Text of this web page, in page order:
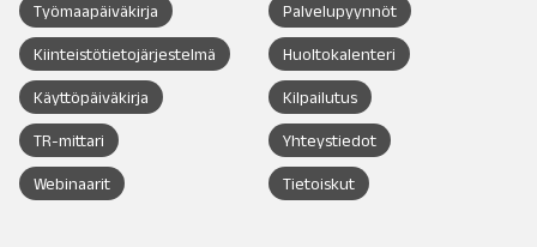
Työmaapäiväkirja Palvelupyynnöt
Kiinteistötietojärjestelmä Huoltokalenteri
Käyttöpäiväkirja Kilpailutus
TR-mittari Yhteystiedot
Webinaarit Tietoiskut